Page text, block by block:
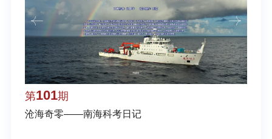
第101期
沧海奇零——南海科考日记